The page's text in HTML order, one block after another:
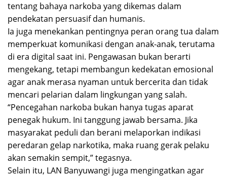
tentang bahaya narkoba yang dikemas dalam
pendekatan persuasif dan humanis.
Ia juga menekankan pentingnya peran orang tua dalam
memperkuat komunikasi dengan anak-anak, terutama
di era digital saat ini. Pengawasan bukan berarti
mengekang, tetapi membangun kedekatan emosional
agar anak merasa nyaman untuk bercerita dan tidak
mencari pelarian dalam lingkungan yang salah.
“Pencegahan narkoba bukan hanya tugas aparat
penegak hukum. Ini tanggung jawab bersama. Jika
masyarakat peduli dan berani melaporkan indikasi
peredaran gelap narkotika, maka ruang gerak pelaku
akan semakin sempit,” tegasnya.
Selain itu, LAN Banyuwangi juga mengingatkan agar